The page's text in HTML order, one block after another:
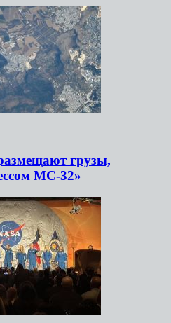
грузы,
МС-32»